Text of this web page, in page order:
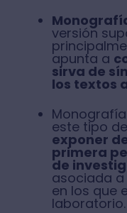
versión
apunta a
sirva de
los textos
este tipo
exponer
primera
de
asociada
en los que
laboratorio.